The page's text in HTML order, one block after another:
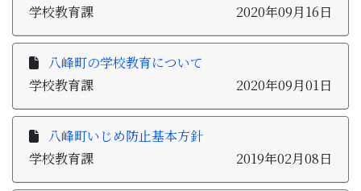
学校教育課
2020年09月16日
八峰町の学校教育について
学校教育課
2020年09月01日
八峰町いじめ防止基本方針
学校教育課
2019年02月08日